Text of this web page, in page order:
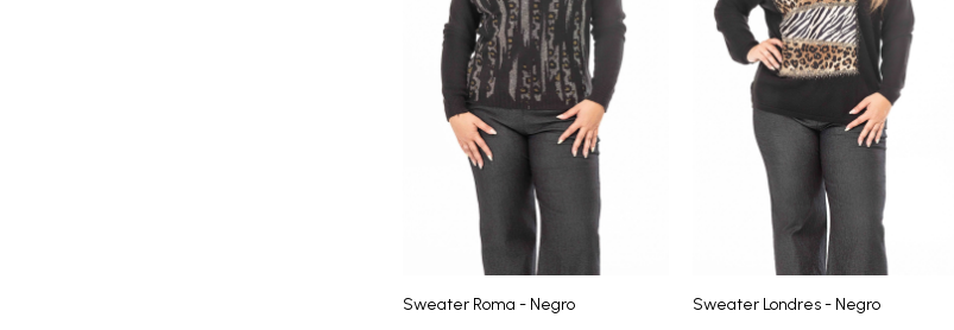
Sweater Roma - Negro Sweater Londres - Negro